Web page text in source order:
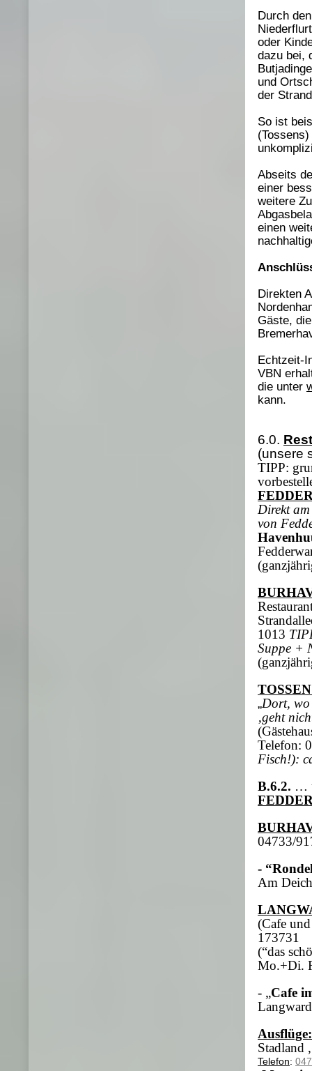
Durch
oder
dazu bei,
und
der
So ist
Abseits
einer
weitere
einen
Direkten
Gäste,
Echtzeit-
VBN
die unter
kann.
6.0.
(unsere
TIPP:
Direkt
von
1013
Suppe +
„Dort, wo
‚geht
Telefon:
Fisch!):
B.6.2. …
04733/
-
Am
(Cafe
173731
(“das
Mo.+Di.
- „Cafe
Ausflüge:
Stadland ,
Telefon: